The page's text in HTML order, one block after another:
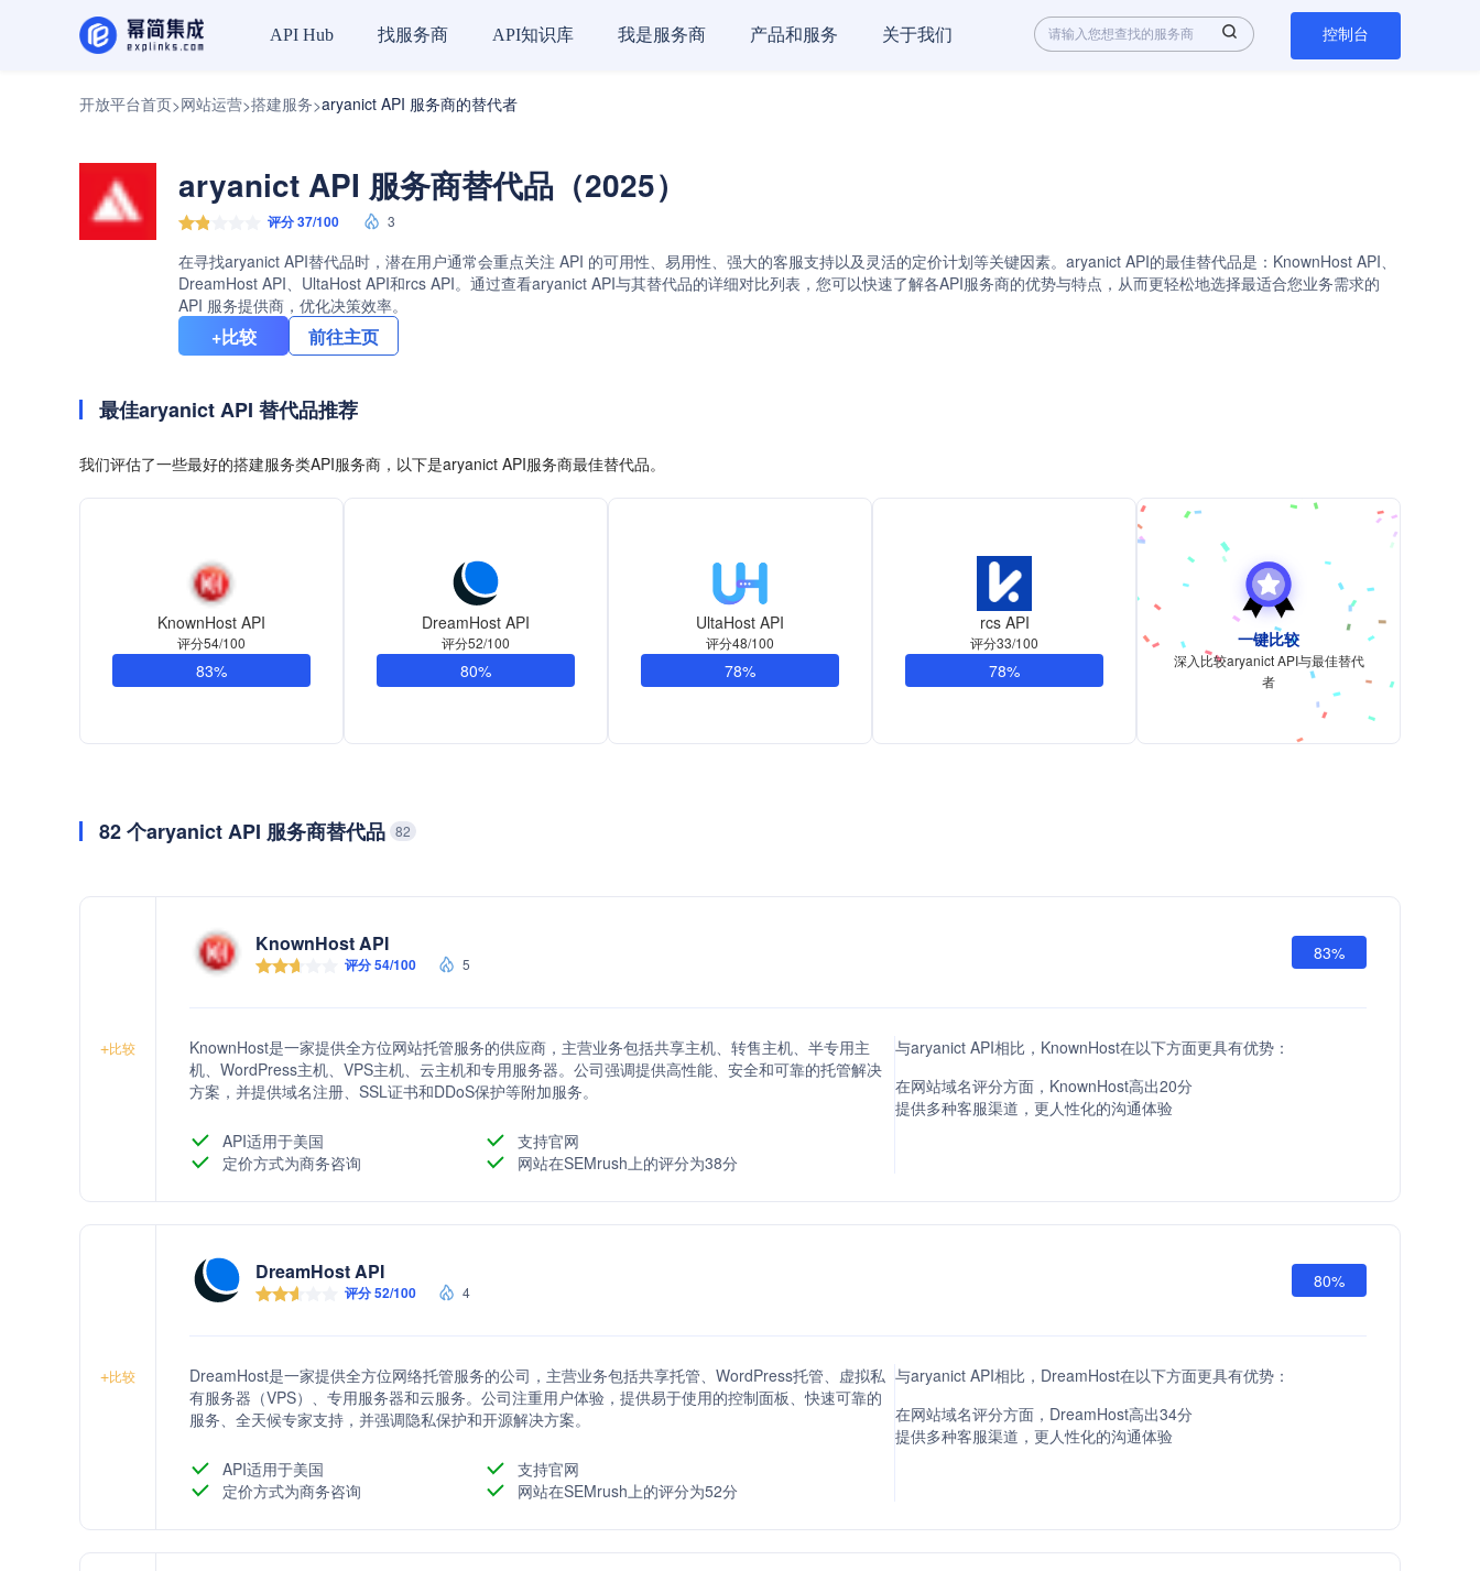
API Hub 找服务商 API知识库 我是服务商 产品和服务 关于我们 控制台
开放平台首页>网站运营>搭建服务>aryanict API 服务商的替代者
aryanict API 服务商替代品（2025）
评分 37/100 3
在寻找aryanict API替代品时，潜在用户通常会重点关注 API 的可用性、易用性、强大的客服支持以及灵活的定价计划等关键因素。aryanict API的最佳替代品是：KnownHost API、
DreamHost API、UltaHost API和rcs API。通过查看aryanict API与其替代品的详细对比列表，您可以快速了解各API服务商的优势与特点，从而更轻松地选择最适合您业务需求的
API 服务提供商，优化决策效率。
+比较 前往主页
最佳aryanict API 替代品推荐
我们评估了一些最好的搭建服务类API服务商，以下是aryanict API服务商最佳替代品。
KnownHost API
评分54/100
83%
DreamHost API
评分52/100
80%
UltaHost API
评分48/100
78%
rcs API
评分33/100
78%
一键比较
深入比较aryanict API与最佳替代
者
82 个aryanict API 服务商替代品 82
+比较
KnownHost API
评分 54/100 5
83%
KnownHost是一家提供全方位网站托管服务的供应商，主营业务包括共享主机、转售主机、半专用主
机、WordPress主机、VPS主机、云主机和专用服务器。公司强调提供高性能、安全和可靠的托管解决
方案，并提供域名注册、SSL证书和DDoS保护等附加服务。
API适用于美国
支持官网
定价方式为商务咨询
网站在SEMrush上的评分为38分
与aryanict API相比，KnownHost在以下方面更具有优势：
在网站域名评分方面，KnownHost高出20分
提供多种客服渠道，更人性化的沟通体验
+比较
DreamHost API
评分 52/100 4
80%
DreamHost是一家提供全方位网络托管服务的公司，主营业务包括共享托管、WordPress托管、虚拟私
有服务器（VPS）、专用服务器和云服务。公司注重用户体验，提供易于使用的控制面板、快速可靠的
服务、全天候专家支持，并强调隐私保护和开源解决方案。
API适用于美国
支持官网
定价方式为商务咨询
网站在SEMrush上的评分为52分
与aryanict API相比，DreamHost在以下方面更具有优势：
在网站域名评分方面，DreamHost高出34分
提供多种客服渠道，更人性化的沟通体验